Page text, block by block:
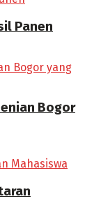
Panen
Bogor